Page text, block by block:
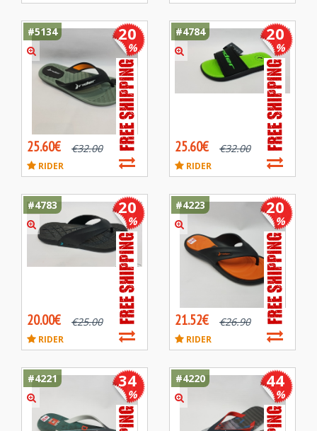
25.60€ €32.00
RIDER
#5134 20
%
25.60€ €32.00
RIDER
#4784 20
%
20.00€ €25.00
RIDER
#4783 20
%
21.52€ €26.90
RIDER
#4223 20
%
#4221 34
%
#4220 44
%